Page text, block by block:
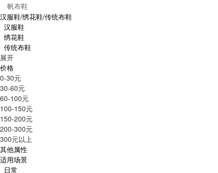
帆布鞋
汉服鞋/绣花鞋/传统布鞋
汉服鞋
绣花鞋
传统布鞋
展开
价格
0-30元
30-60元
60-100元
100-150元
150-200元
200-300元
300元以上
其他属性
适用场景
日常